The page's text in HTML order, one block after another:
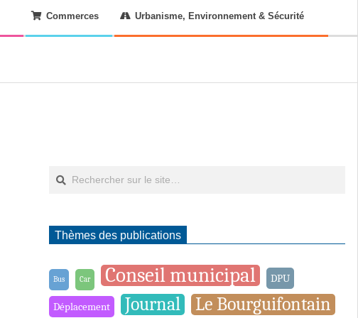
Commerces Urbanisme, Environnement & Sécurité
Thèmes des publications
Bus Car Conseil municipal DPU
Déplacement Journal Le Bourguifontain